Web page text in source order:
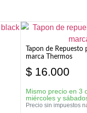
Tapon de Repuesto
marca Thermos
$ 16.000
Mismo precio en 3
miércoles y
Precio sin impuestos